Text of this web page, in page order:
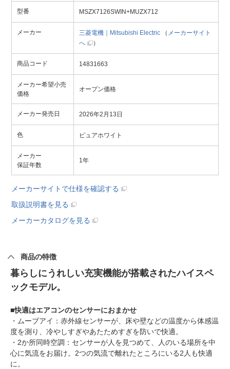
型番 MSZX7126SWIN+MUZX712
メーカー 三菱電機｜Mitsubishi Electric （ メーカーサイト
へ
）
商品コード 14831663
メーカー希望小売
価格
オープン価格
メーカー発売日 2026年2月13日
色 ピュアホワイト
メーカー
保証年数
1年
メーカーサイトで仕様を確認する
取扱説明書を見る
メーカーカタログを見る
商品の特徴
暮らしにうれしい充実機能が搭載されたハイスペ
ックモデル。
■快適はエアコンのセンサーにおまかせ
・ムーブアイ：赤外線センサーが、床や壁などの温度から体感温
度を測り、冷やしすぎやあたためすぎを防いで快適。
・2か所同時空調：センサーが人を見つめて、人のいる場所を中
心に気流をお届け。2つの気流で離れたところにいる2人も快適
に。